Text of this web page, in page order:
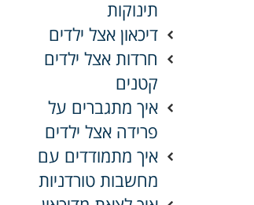
תינוקות
דיכאון אצל ילדים
חרדות אצל ילדים
קטנים
איך מתגברים על
פרידה אצל ילדים
איך מתמודדים עם
מחשבות טורדניות